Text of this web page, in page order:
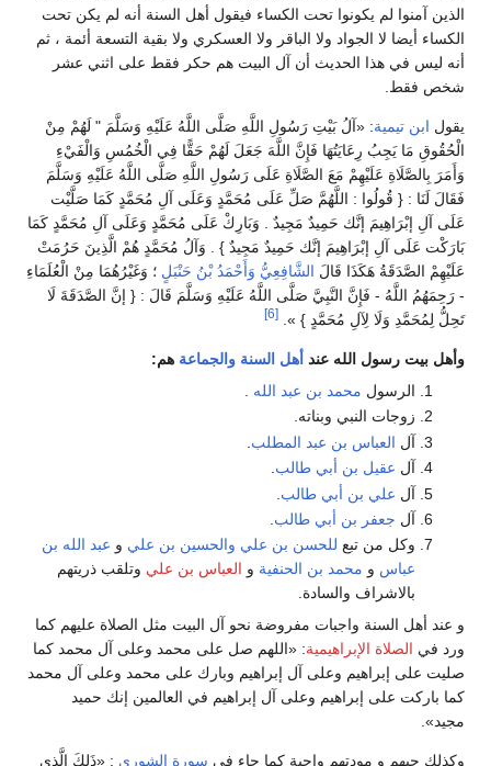
الذين آمنوا لم يكونوا تحت الكساء فيقول أهل السنة أنه لم يكن تحت
الكساء أيضا لا الجواد ولا الباقر ولا العسكري ولا بقية التسعة أئمة ، ثم
أنه ليس في هذا الحديث أن آل البيت هم حكر فقط على اثني عشر
شخص فقط.
يقول ابن تيمية: «آلُ بَيْتِ رَسُولِ اللَّهِ صَلَّى اللَّهُ عَلَيْهِ وَسَلَّمَ " لَهُمْ مِنْ
الْحُقُوقِ مَا يَجِبُ رِعَايَتُهَا فَإِنَّ اللَّهَ جَعَلَ لَهُمْ حَقًّا فِي الْخُمُسِ وَالْفَيْءِ
وَأَمَرَ بِالصَّلَاةِ عَلَيْهِمْ مَعَ الصَّلَاةِ عَلَى رَسُولِ اللَّهِ صَلَّى اللَّهُ عَلَيْهِ وَسَلَّمَ
فَقَالَ لَنَا : { قُولُوا : اللَّهُمَّ صَلِّ عَلَى مُحَمَّدٍ وَعَلَى آلِ مُحَمَّدٍ كَمَا صَلَّيْت
عَلَى آلِ إبْرَاهِيمَ إنَّك حَمِيدٌ مَجِيدٌ . وَبَارِكْ عَلَى مُحَمَّدٍ وَعَلَى آلِ مُحَمَّدٍ كَمَا
بَارَكْت عَلَى آلِ إبْرَاهِيمَ إنَّك حَمِيدٌ مَجِيدٌ } . وَآلُ مُحَمَّدٍ هُمْ الَّذِينَ حَرُمَتْ
عَلَيْهِمْ الصَّدَقَةُ هَكَذَا قَالَ الشَّافِعِيُّ وَأَحْمَدُ بْنُ حَنْبَلٍ ؛ وَغَيْرُهُمَا مِنْ الْعُلَمَاءِ
- رَحِمَهُمُ اللَّهُ - فَإِنَّ النَّبِيَّ صَلَّى اللَّهُ عَلَيْهِ وَسَلَّمَ قَالَ : { إنَّ الصَّدَقَةَ لَا
تَحِلُّ لِمُحَمَّدِ وَلَا لِآلِ مُحَمَّدٍ } ».
[6]
وأهل بيت رسول الله عند أهل السنة والجماعة هم:
الرسول محمد بن عبد الله
زوجات النبي وبناته.
آل العباس بن عبد المطلب
آل عقيل بن أبي طالب
آل علي بن أبي طالب
آل جعفر بن أبي طالب
وكل من تبع للحسن بن علي والحسين بن علي و عبد الله بن
عباس و محمد بن الحنفية و العباس بن علي وتلقب ذريتهم
بالاشراف والسادة.
و عند أهل السنة واجبات مفروضة نحو آل البيت مثل الصلاة عليهم كما
ورد في الصلاة الإبراهيمية: «اللهم صل على محمد وعلى آل محمد كما
صليت على إبراهيم وعلى آل إبراهيم وبارك على محمد وعلى آل محمد
كما باركت على إبراهيم وعلى آل إبراهيم في العالمين إنك حميد
مجيد».
وكذلك حبهم و مودتهم واجبة كما جاء في سورة الشورى : «ذَلِكَ الَّذِي